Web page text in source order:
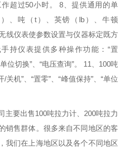
作超过50小时。8、提供通用的单
、吨（t）、英镑（lb）、牛顿
线仪表使参数设置与仪器标定既方
持仪表提供多种操作功能：“置
位切换”、“电压查询”。 11、100吨
机”、“置零”、“峰值保持”、“单位
主要出售100吨拉力计
200吨拉力
销售群体。很多来自不同地区的客
我们在上海地区以及各个不同地区